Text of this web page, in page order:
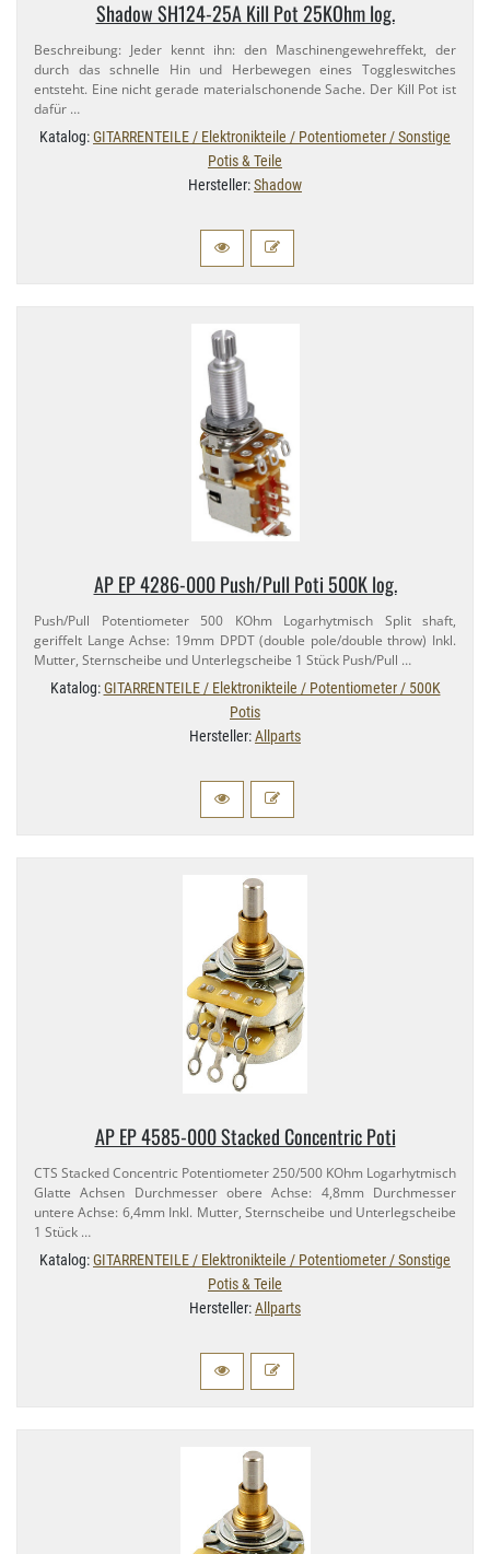
Shadow SH124-​25A Kill Pot 25KOhm log.
Beschreibung: Jeder kennt ihn: den Maschinengewehreffekt, der
durch das schnelle Hin und Herbewegen eines Toggleswitches
entsteht. Eine nicht gerade materialschonende Sache. Der Kill Pot ist
dafür …
Katalog:GITARRENTEILE / Elektronikteile / Potentiometer / Sonstige
Potis & Teile
Hersteller:Shadow
AP EP 4286-​000 Push/​Pull Poti 500K log.
Push/​Pull Potentiometer 500 KOhm Logarhytmisch Split shaft,
geriffelt Lange Achse: 19mm DPDT (double pole/​double throw) Inkl.
Mutter, Sternscheibe und Unterlegscheibe 1 Stück Push/​Pull …
Katalog:GITARRENTEILE / Elektronikteile / Potentiometer / 500K
Potis
Hersteller:Allparts
AP EP 4585-​000 Stacked Concentric Poti
CTS Stacked Concentric Potentiometer 250/​500 KOhm Logarhytmisch
Glatte Achsen Durchmesser obere Achse: 4,​8mm Durchmesser
untere Achse: 6,​4mm Inkl. Mutter, Sternscheibe und Unterlegscheibe
1 Stück …
Katalog:GITARRENTEILE / Elektronikteile / Potentiometer / Sonstige
Potis & Teile
Hersteller:Allparts